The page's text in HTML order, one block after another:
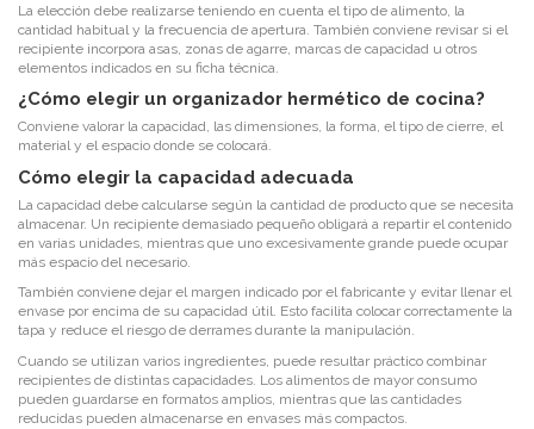
La elección debe realizarse teniendo en cuenta el tipo de alimento, la
cantidad habitual y la frecuencia de apertura. También conviene revisar si el
recipiente incorpora asas, zonas de agarre, marcas de capacidad u otros
elementos indicados en su ficha técnica.
¿Cómo elegir un organizador hermético de cocina?
Conviene valorar la capacidad, las dimensiones, la forma, el tipo de cierre, el
material y el espacio donde se colocará.
Cómo elegir la capacidad adecuada
La capacidad debe calcularse según la cantidad de producto que se necesita
almacenar. Un recipiente demasiado pequeño obligará a repartir el contenido
en varias unidades, mientras que uno excesivamente grande puede ocupar
más espacio del necesario.
También conviene dejar el margen indicado por el fabricante y evitar llenar el
envase por encima de su capacidad útil. Esto facilita colocar correctamente la
tapa y reduce el riesgo de derrames durante la manipulación.
Cuando se utilizan varios ingredientes, puede resultar práctico combinar
recipientes de distintas capacidades. Los alimentos de mayor consumo
pueden guardarse en formatos amplios, mientras que las cantidades
reducidas pueden almacenarse en envases más compactos.